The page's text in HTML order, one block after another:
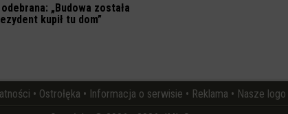
„Budowa została
kupił tu dom”
• Ostrołęka • Informacja o serwisie • Reklama • Nasze logo